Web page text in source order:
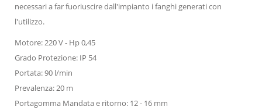
necessari a far fuoriuscire dall'impianto i fanghi generati con
l'utilizzo.
Motore: 220 V - Hp 0,45
Grado Protezione: IP 54
Portata: 90 l/min
Prevalenza: 20 m
Portagomma Mandata e ritorno: 12 - 16 mm